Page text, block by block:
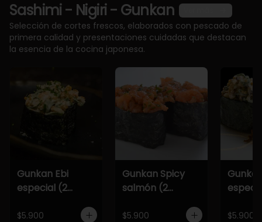
Sashimi - Nigiri - Gunkan
Selección de cortes frescos, elaborados con pescado de
primera calidad y presentaciones cuidadas que destacan
la esencia de la cocina japonesa.
Gunkan Ebi
especial (2
$5.900
Gunkan Spicy
salmón (2
$5.900 $5.900